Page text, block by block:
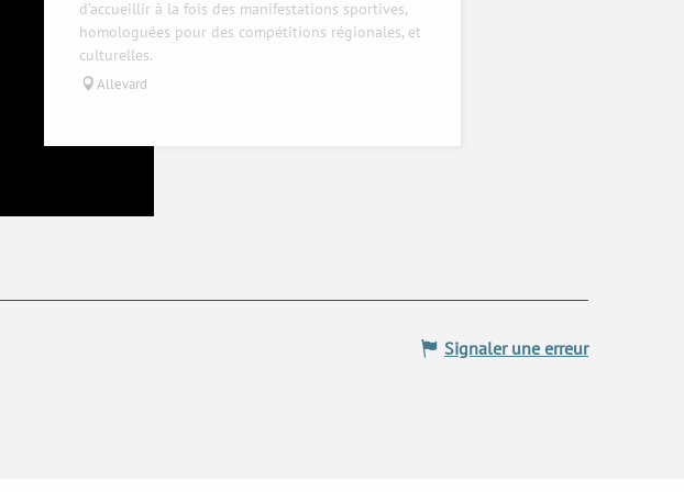
d’accueillir à la fois des manifestations sportives,
homologuées pour des compétitions régionales, et
culturelles.
Allevard
Signaler une erreur